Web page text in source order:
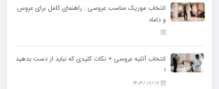
انتخاب موزیک مناسب عروسی : راهنمای کامل برای عروس
و داماد
انتخاب آتلیه عروسی + نکات کلیدی که نباید از دست بدهید
!